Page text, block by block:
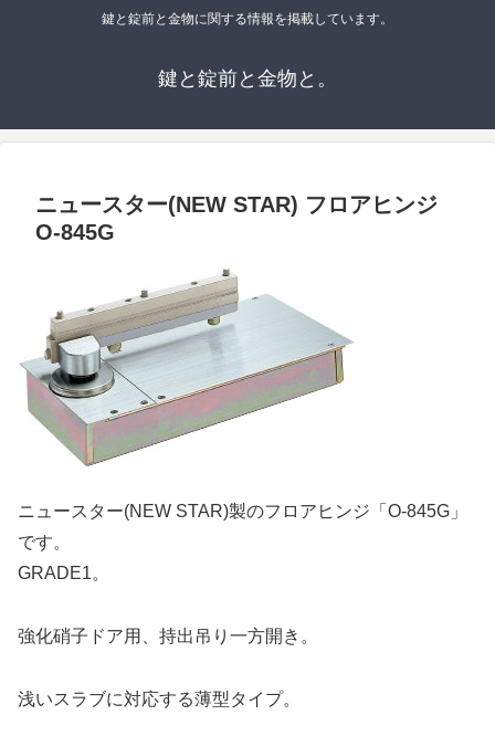
鍵と錠前と金物に関する情報を掲載しています。
鍵と錠前と金物と。
ニュースター(NEW STAR) フロアヒンジ
O-845G
ニュースター(NEW STAR)製のフロアヒンジ「O-845G」
です。
GRADE1。
強化硝子ドア用、持出吊り一方開き。
浅いスラブに対応する薄型タイプ。